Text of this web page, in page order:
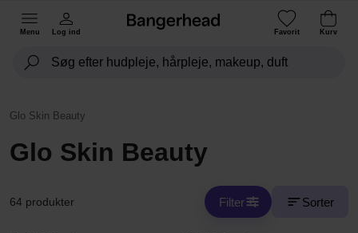
Menu Log ind Favorit Kurv
Glo Skin Beauty
Glo Skin Beauty
64 produkter Filter Sorter